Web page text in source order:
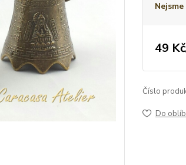
49 Kč
Číslo
Do